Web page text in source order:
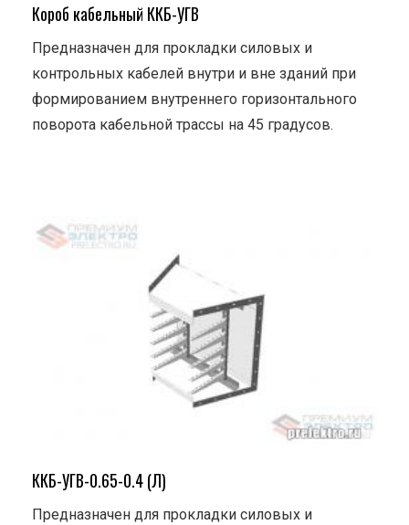
Короб кабельный ККБ-УГВ
Предназначен для прокладки силовых и
контрольных кабелей внутри и вне зданий при
формированием внутреннего горизонтального
поворота кабельной трассы на 45 градусов.
ККБ-УГВ-0.65-0.4 (Л)
Предназначен для прокладки силовых и